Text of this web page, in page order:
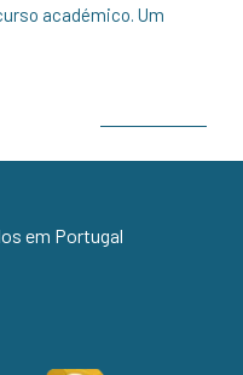
académico. Um
em Portugal